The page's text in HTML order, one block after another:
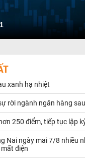
xanh hạ nhiệt
rời ngành ngân hàng
250 điểm, tiếp tục lập
Nai ngày mai 7/8 nhiều
điện